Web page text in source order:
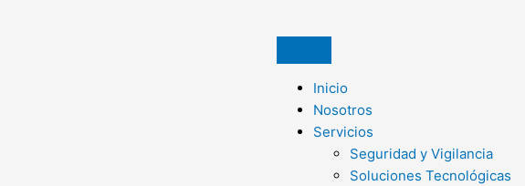
Inicio
Nosotros
Servicios
Seguridad y Vigilancia
Soluciones Tecnológicas